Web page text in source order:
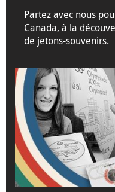
Partez avec nous
Canada, à la
de jetons-souvenirs.